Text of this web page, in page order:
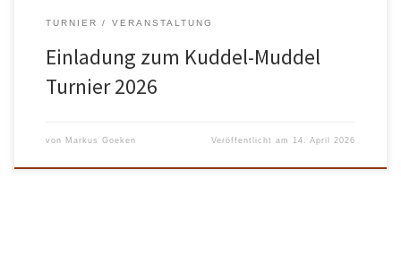
TURNIER VERANSTALTUNG
Einladung zum Kuddel-Muddel
Turnier 2026
von Markus Goeken Veröffentlicht am 14. April 2026